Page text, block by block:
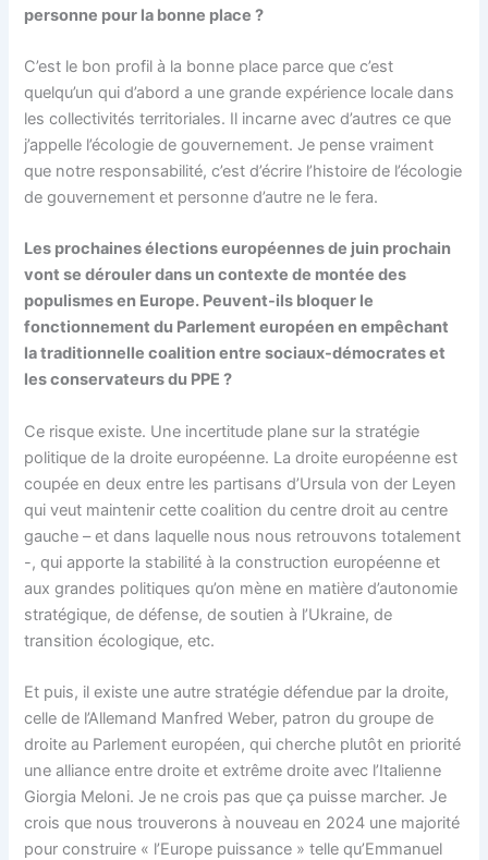
personne pour la bonne place ?
C’est le bon profil à la bonne place parce que c’est
quelqu’un qui d’abord a une grande expérience locale dans
les collectivités territoriales. Il incarne avec d’autres ce que
j’appelle l’écologie de gouvernement. Je pense vraiment
que notre responsabilité, c’est d’écrire l’histoire de l’écologie
de gouvernement et personne d’autre ne le fera.
Les prochaines élections européennes de juin prochain
vont se dérouler dans un contexte de montée des
populismes en Europe. Peuvent-ils bloquer le
fonctionnement du Parlement européen en empêchant
la traditionnelle coalition entre sociaux-démocrates et
les conservateurs du PPE ?
Ce risque existe. Une incertitude plane sur la stratégie
politique de la droite européenne. La droite européenne est
coupée en deux entre les partisans d’Ursula von der Leyen
qui veut maintenir cette coalition du centre droit au centre
gauche – et dans laquelle nous nous retrouvons totalement
-, qui apporte la stabilité à la construction européenne et
aux grandes politiques qu’on mène en matière d’autonomie
stratégique, de défense, de soutien à l’Ukraine, de
transition écologique, etc.
Et puis, il existe une autre stratégie défendue par la droite,
celle de l’Allemand Manfred Weber, patron du groupe de
droite au Parlement européen, qui cherche plutôt en priorité
une alliance entre droite et extrême droite avec l’Italienne
Giorgia Meloni. Je ne crois pas que ça puisse marcher. Je
crois que nous trouverons à nouveau en 2024 une majorité
pour construire « l’Europe puissance » telle qu’Emmanuel